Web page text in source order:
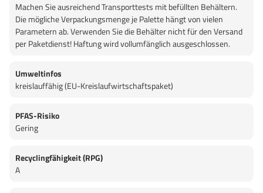
Machen Sie ausreichend Transporttests mit befüllten Behältern.
Die mögliche Verpackungsmenge je Palette hängt von vielen
Parametern ab. Verwenden Sie die Behälter nicht für den Versand
per Paketdienst! Haftung wird vollumfänglich ausgeschlossen.
Umweltinfos
kreislauffähig (EU-Kreislaufwirtschaftspaket)
PFAS-Risiko
Gering
Recyclingfähigkeit (RPG)
A